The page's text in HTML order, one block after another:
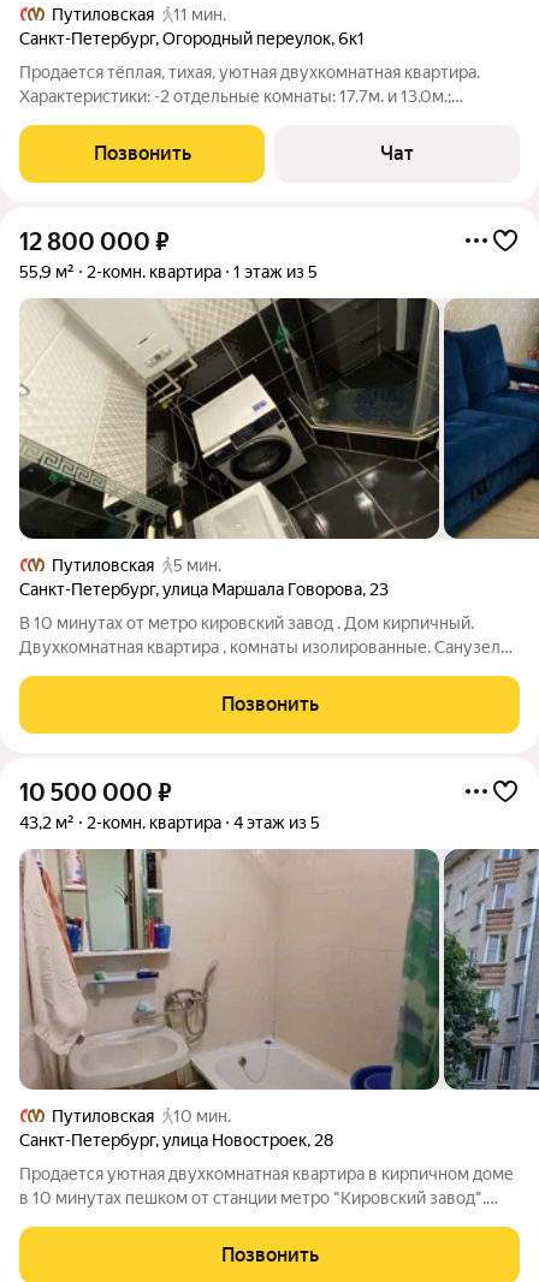
Путиловская
11 мин.
Санкт-Петербург,Огородный переулок,6к1
Продается тёплая, тихая, уютная двухкомнатная квартира.
Характеристики: -2 отдельные комнаты: 17.7м. и 13.0м.;
косметический ремонт; - высокие потолки; - тихий двор; -
детский садик и школа в
Позвонить Чат
12 800 000 ₽
55,9 м² 2-комн. квартира 1 этаж из 5
Путиловская
5 мин.
Санкт-Петербург,улица Маршала Говорова, 23
В 10 минутах от метро кировский завод . Дом кирпичный.
Двухкомнатная квартира , комнаты изолированные. Санузел
счётчики на свет ,на газ ,на воду. По всей квартире натяжные
потолки. Окна все заменены
Позвонить
10 500 000 ₽
43,2 м² 2-комн. квартира 4 этаж из 5
Путиловская
10 мин.
Санкт-Петербург,улица Новостроек, 28
Продается уютная двухкомнатная квартира в кирпичном доме
в 10 минутах пешком от станции метро "Кировский завод".
есть вместительная кладовка для хранения вещей.
Установлены стеклопакеты. Всё
Позвонить